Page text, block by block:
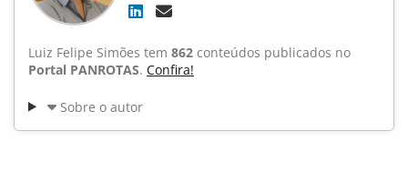
Luiz Felipe Simões tem 862 conteúdos publicados no
Portal PANROTAS. Confira!
Sobre o autor